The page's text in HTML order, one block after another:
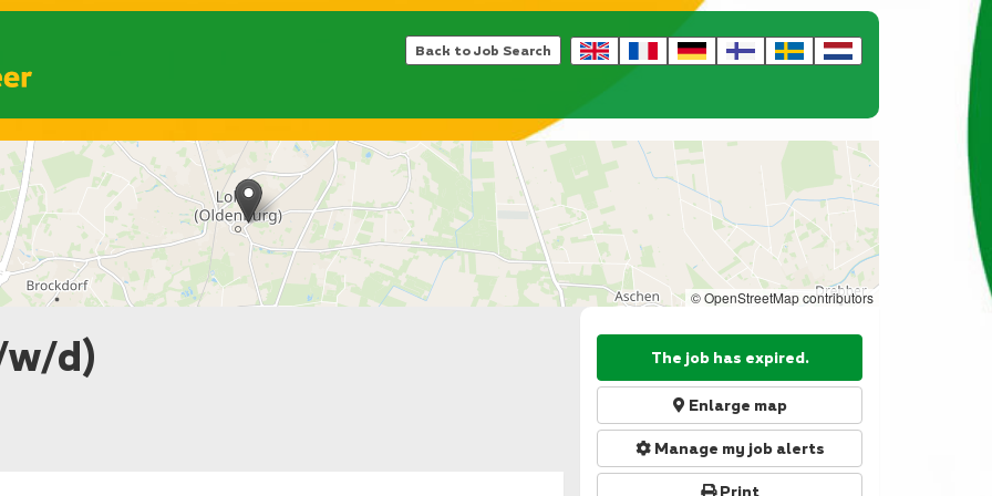
Back to Job Search
© OpenStreetMap contributors
The job has expired.
Enlarge map
Manage my job alerts
Print
w/d)